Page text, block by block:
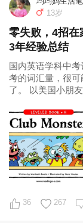
13岁
零失败，4招在
3年经验总结
国内英语学科中
考的词汇量，很可
了。 以美国小朋
36 267